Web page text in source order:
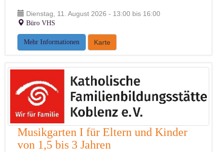
Dienstag, 11. August 2026 - 13:00 bis 16:00
Büro VHS
Mehr Informationen Karte
Musikgarten I für Eltern und Kinder
von 1,5 bis 3 Jahren